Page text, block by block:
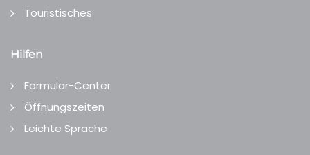
Touristisches
Hilfen
Formular-Center
Öffnungszeiten
Leichte Sprache